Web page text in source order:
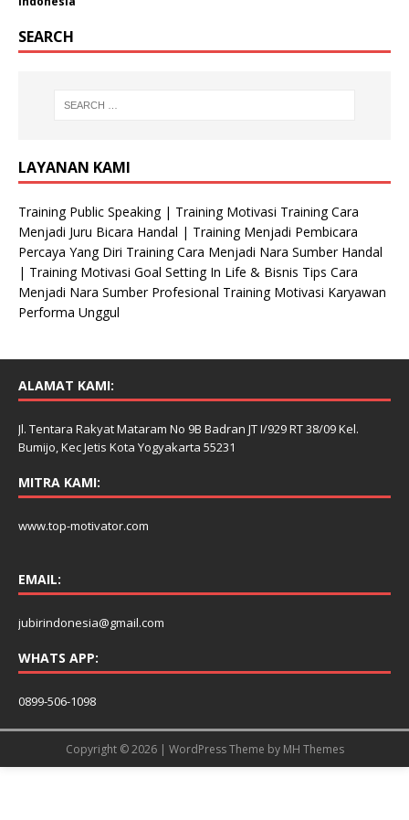
SEARCH
LAYANAN KAMI
Training Public Speaking | Training Motivasi Training Cara
Menjadi Juru Bicara Handal | Training Menjadi Pembicara
Percaya Yang Diri Training Cara Menjadi Nara Sumber Handal
| Training Motivasi Goal Setting In Life & Bisnis Tips Cara
Menjadi Nara Sumber Profesional Training Motivasi Karyawan
Performa Unggul
ALAMAT KAMI:
Jl. Tentara Rakyat Mataram No 9B Badran JT I/929 RT 38/09 Kel.
Bumijo, Kec Jetis Kota Yogyakarta 55231
MITRA KAMI:
www.top-motivator.com
EMAIL:
jubirindonesia@gmail.com
WHATS APP:
0899-506-1098
Copyright © 2026 | WordPress Theme by MH Themes